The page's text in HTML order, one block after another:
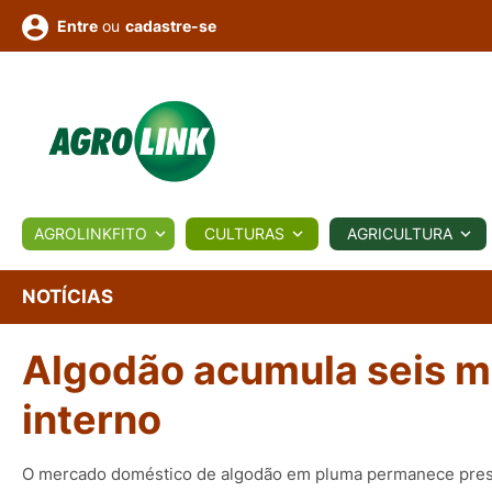
BIOLÓGICOS COTAÇÕES NOTÍCIAS
Conversor Colunistas Eventos
e
Vídeos
Entre ou cadastre-se
AGROLINKFITO CULTURAS AGRICULTURA
NOTÍCIAS
Algodão acumula seis
interno
O mercado doméstico de algodão em pluma permanece